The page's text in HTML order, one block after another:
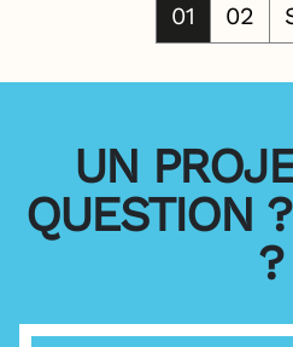
01 02
UN
QUESTION
?